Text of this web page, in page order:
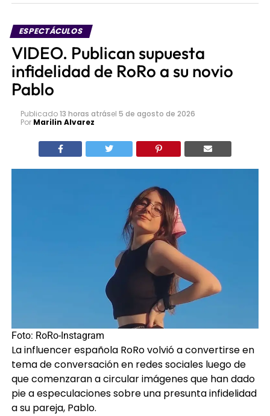
ESPECTÁCULOS
VIDEO. Publican supuesta
infidelidad de RoRo a su novio
Pablo
Publicado13 horas atrásel 5 de agosto de 2026
Por Marilin Alvarez
Foto: RoRo-Instagram
La influencer española RoRo volvió a convertirse en
tema de conversación en redes sociales luego de
que comenzaran a circular imágenes que han dado
pie a especulaciones sobre una presunta infidelidad
a su pareja, Pablo.